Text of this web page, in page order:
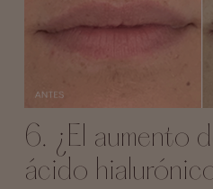
6. ¿El aumento
ácido